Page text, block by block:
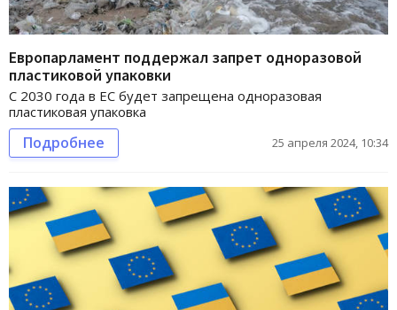
Европарламент поддержал запрет одноразовой
пластиковой упаковки
С 2030 года в ЕС будет запрещена одноразовая
пластиковая упаковка
Подробнее 25 апреля 2024, 10:34